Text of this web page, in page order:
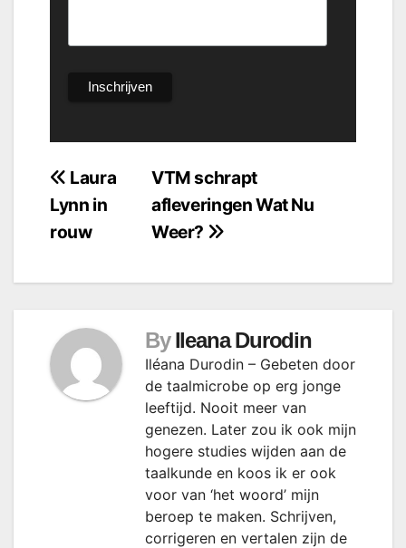
Bericht
navigatie
VTM schrapt
afleveringen Wat Nu
Weer?
Laura
Lynn in
rouw
By Ileana Durodin
Iléana Durodin – Gebeten door
de taalmicrobe op erg jonge
leeftijd. Nooit meer van
genezen. Later zou ik ook mijn
hogere studies wijden aan de
taalkunde en koos ik er ook
voor van ‘het woord’ mijn
beroep te maken. Schrijven,
corrigeren en vertalen zijn de